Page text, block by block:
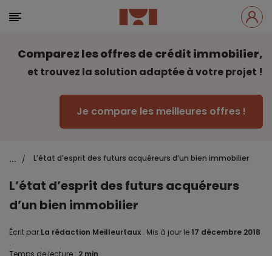
Comparez les offres de crédit immobilier,
et trouvez la solution adaptée à votre projet !
Je compare les meilleures offres !
... / L’état d’esprit des futurs acquéreurs d’un bien immobilier
L’état d’esprit des futurs acquéreurs
d’un bien immobilier
Écrit par La rédaction Meilleurtaux . Mis à jour le 17 décembre 2018
.
Temps de lecture : 2 min